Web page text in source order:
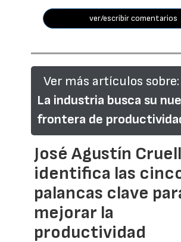
ver/escribir comentarios
Ver más artículos sobre:
La industria busca su
frontera de
José Agustín
identifica las
palancas clave
mejorar la
productividad